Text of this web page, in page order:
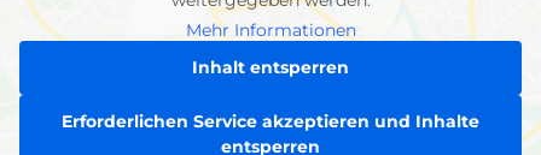
Mehr Informationen
Inhalt entsperren
Erforderlichen Service akzeptieren und Inhalte
entsperren